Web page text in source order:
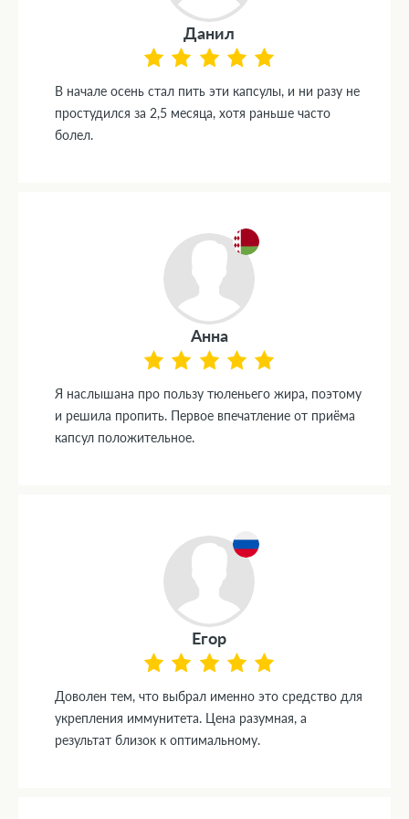
Данил
В начале осень стал пить эти капсулы, и ни разу не
простудился за 2,5 месяца, хотя раньше часто
болел.
Анна
Я наслышана про пользу тюленьего жира, поэтому
и решила пропить. Первое впечатление от приёма
капсул положительное.
Егор
Доволен тем, что выбрал именно это средство для
укрепления иммунитета. Цена разумная, а
результат близок к оптимальному.